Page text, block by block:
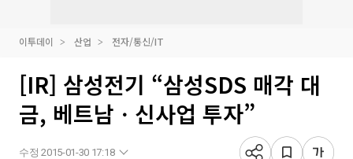
이투데이 산업 전자/통신/IT
[IR] 삼성전기 “삼성SDS 매각 대
금, 베트남ㆍ신사업 투자”
수정 2015-01-30 17:18